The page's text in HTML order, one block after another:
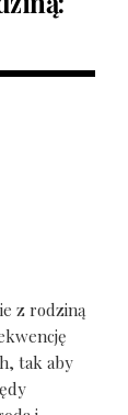
z rodziną
tak aby